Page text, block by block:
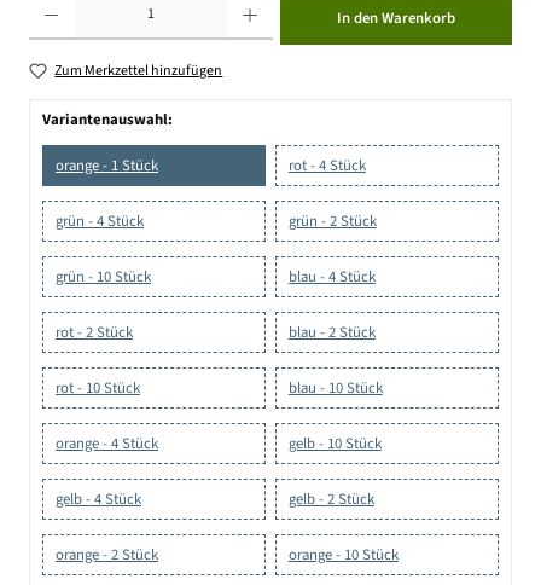
In den Warenkorb
Zum Merkzettel hinzufügen
Variantenauswahl:
orange - 1 Stück rot - 4 Stück
grün - 4 Stück grün - 2 Stück
grün - 10 Stück blau - 4 Stück
rot - 2 Stück blau - 2 Stück
rot - 10 Stück blau - 10 Stück
orange - 4 Stück gelb - 10 Stück
gelb - 4 Stück gelb - 2 Stück
orange - 2 Stück orange - 10 Stück